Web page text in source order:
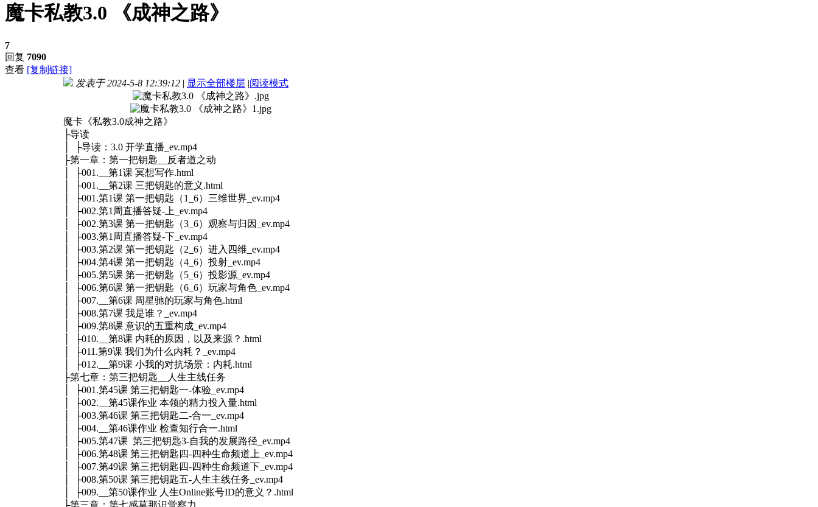
魔卡私教3.0 《成神之路》
7
回复 7090
查看 [复制链接]
发表于 2024-5-8 12:39:12 | 显示全部楼层 |阅读模式
魔卡《私教3.0成神之路》
├导读
│ ├导读：3.0 开学直播_ev.mp4
├第一章：第一把钥匙__反者道之动
│ ├001.__第1课 冥想写作.html
│ ├001.__第2课 三把钥匙的意义.html
│ ├001.第1课 第一把钥匙（1_6）三维世界_ev.mp4
│ ├002.第1周直播答疑-上_ev.mp4
│ ├002.第3课 第一把钥匙（3_6）观察与归因_ev.mp4
│ ├003.第1周直播答疑-下_ev.mp4
│ ├003.第2课 第一把钥匙（2_6）进入四维_ev.mp4
│ ├004.第4课 第一把钥匙（4_6）投射_ev.mp4
│ ├005.第5课 第一把钥匙（5_6）投影源_ev.mp4
│ ├006.第6课 第一把钥匙（6_6）玩家与角色_ev.mp4
│ ├007.__第6课 周星驰的玩家与角色.html
│ ├008.第7课 我是谁？_ev.mp4
│ ├009.第8课 意识的五重构成_ev.mp4
│ ├010.__第8课 内耗的原因，以及来源？.html
│ ├011.第9课 我们为什么内耗？_ev.mp4
│ ├012.__第9课 小我的对抗场景：内耗.html
├第七章：第三把钥匙__人生主线任务
│ ├001.第45课 第三把钥匙一-体验_ev.mp4
│ ├002.__第45课作业 本领的精力投入量.html
│ ├003.第46课 第三把钥匙二-合一_ev.mp4
│ ├004.__第46课作业 检查知行合一.html
│ ├005.第47课 第三把钥匙3-自我的发展路径_ev.mp4
│ ├006.第48课 第三把钥匙四-四种生命频道上_ev.mp4
│ ├007.第49课 第三把钥匙四-四种生命频道下_ev.mp4
│ ├008.第50课 第三把钥匙五-人生主线任务_ev.mp4
│ ├009.__第50课作业 人生Online账号ID的意义？.html
├第三章：第七感莫那识觉察力